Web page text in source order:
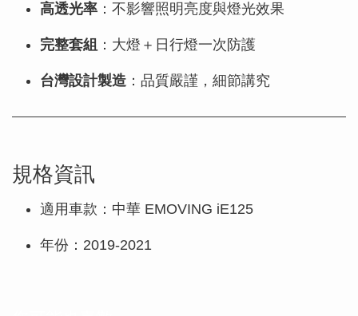
高透光率 ：不影響照明亮度與燈光效果
完整套組 ：大燈＋日行燈一次防護
台灣設計製造 ：品質嚴謹，細節講究
規格資訊
適用車款：中華 EMOVING iE125
年份：2019-2021